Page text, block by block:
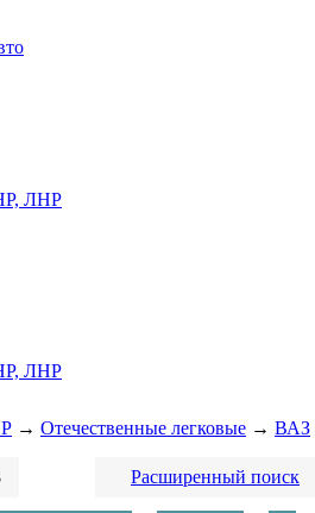
ЛНР
ЛНР
→ Отечественные легковые → ВАЗ
Расширенный поиск